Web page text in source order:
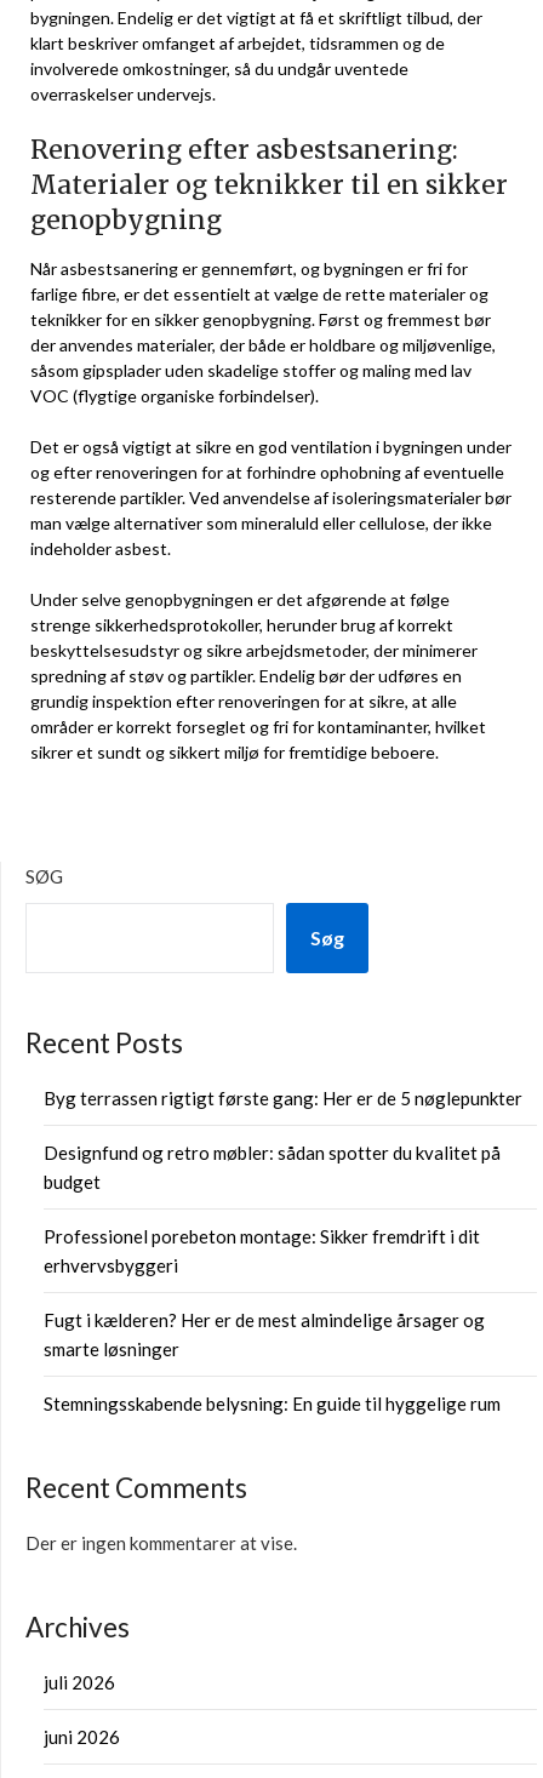
bygningen. Endelig er det vigtigt at få et skriftligt tilbud, der
klart beskriver omfanget af arbejdet, tidsrammen og de
involverede omkostninger, så du undgår uventede
overraskelser undervejs.
Renovering efter asbestsanering:
Materialer og teknikker til en sikker
genopbygning
Når asbestsanering er gennemført, og bygningen er fri for
farlige fibre, er det essentielt at vælge de rette materialer og
teknikker for en sikker genopbygning. Først og fremmest bør
der anvendes materialer, der både er holdbare og miljøvenlige,
såsom gipsplader uden skadelige stoffer og maling med lav
VOC (flygtige organiske forbindelser).
Det er også vigtigt at sikre en god ventilation i bygningen under
og efter renoveringen for at forhindre ophobning af eventuelle
resterende partikler. Ved anvendelse af isoleringsmaterialer bør
man vælge alternativer som mineraluld eller cellulose, der ikke
indeholder asbest.
Under selve genopbygningen er det afgørende at følge
strenge sikkerhedsprotokoller, herunder brug af korrekt
beskyttelsesudstyr og sikre arbejdsmetoder, der minimerer
spredning af støv og partikler. Endelig bør der udføres en
grundig inspektion efter renoveringen for at sikre, at alle
områder er korrekt forseglet og fri for kontaminanter, hvilket
sikrer et sundt og sikkert miljø for fremtidige beboere.
SØG
Søg
Recent Posts
Byg terrassen rigtigt første gang: Her er de 5 nøglepunkter
Designfund og retro møbler: sådan spotter du kvalitet på
budget
Professionel porebeton montage: Sikker fremdrift i dit
erhvervsbyggeri
Fugt i kælderen? Her er de mest almindelige årsager og
smarte løsninger
Stemningsskabende belysning: En guide til hyggelige rum
Recent Comments
Der er ingen kommentarer at vise.
Archives
juli 2026
juni 2026